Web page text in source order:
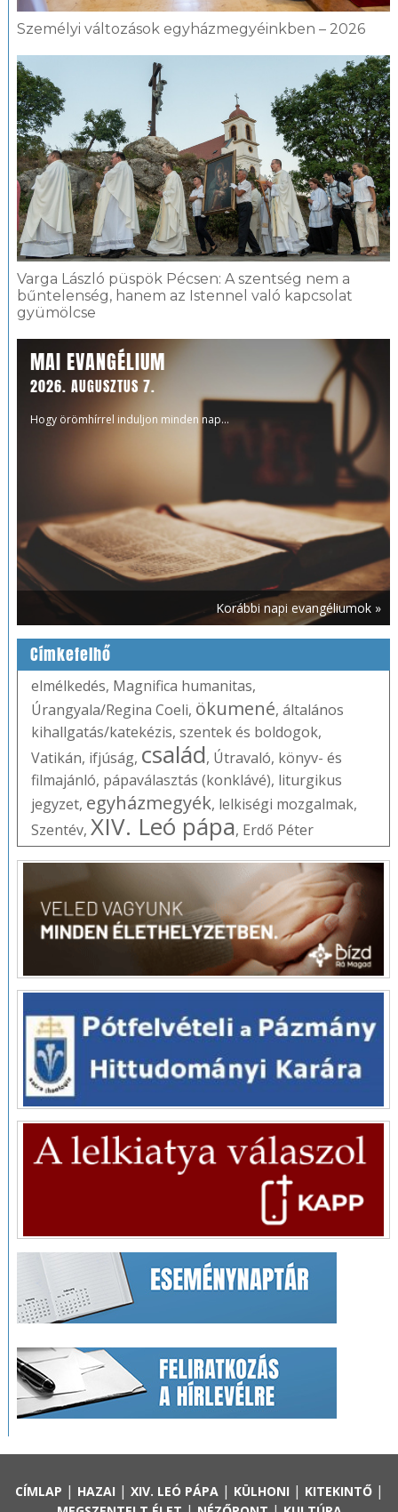
Személyi változások egyházmegyéinkben – 2026
Varga László püspök Pécsen: A szentség nem a
bűntelenség, hanem az Istennel való kapcsolat
gyümölcse
MAI EVANGÉLIUM
2026. AUGUSZTUS 7.
Hogy örömhírrel induljon minden nap...
Korábbi napi evangéliumok »
Címkefelhő
elmélkedés, Magnifica humanitas,
Úrangyala/Regina Coeli, ökumené, általános
kihallgatás/katekézis, szentek és boldogok,
Vatikán, ifjúság, család, Útravaló, könyv- és
filmajánló, pápaválasztás (konklávé), liturgikus
jegyzet, egyházmegyék, lelkiségi mozgalmak,
Szentév, XIV. Leó pápa, Erdő Péter
CÍMLAP | HAZAI | XIV. LEÓ PÁPA| KÜLHONI | KITEKINTŐ|